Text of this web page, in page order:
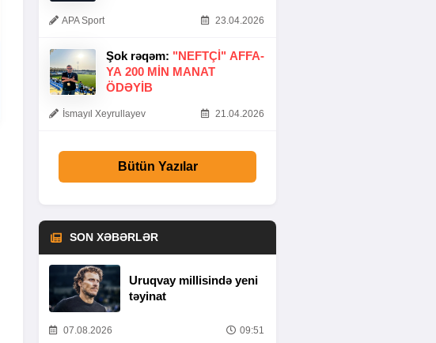
APA Sport 23.04.2026
Şok rəqəm: "NEFTÇI" AFFA-
YA 200 MIN MANAT
ÖDƏYIB
İsmayıl Xeyrullayev 21.04.2026
Bütün Yazılar
SON XƏBƏRLƏR
Uruqvay millisində yeni
təyinat
07.08.2026 09:51